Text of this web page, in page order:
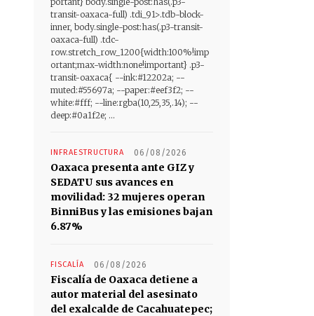
transit-oaxaca-full) .tdi_91>.tdb-block-
inner, body.single-post:has(.p3-transit-
oaxaca-full) .tdc-
row.stretch_row_1200{width:100%!imp
ortant;max-width:none!important} .p3-
transit-oaxaca{ --ink:#12202a; --
muted:#55697a; --paper:#eef3f2; --
white:#fff; --line:rgba(10,25,35,.14); --
deep:#0a1f2e; ...
INFRAESTRUCTURA 06/08/2026
Oaxaca presenta ante GIZ y
SEDATU sus avances en
movilidad: 32 mujeres operan
BinniBus y las emisiones bajan
6.87%
FISCALÍA 06/08/2026
Fiscalía de Oaxaca detiene a
autor material del asesinato
del exalcalde de Cacahuatepec;